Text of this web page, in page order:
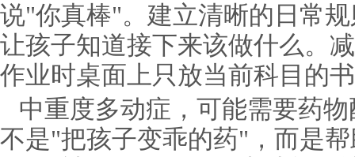
说"你真棒"。建立清晰的日常
让孩子知道接下来该做什么。
作业时桌面上只放当前科目的
中重度多动症，可能需要药
不是"把孩子变乖的药"，而是